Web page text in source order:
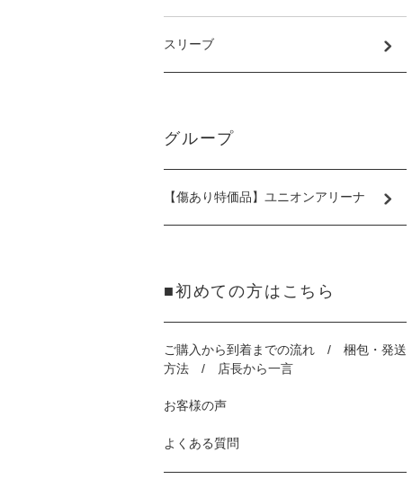
スリーブ
グループ
【傷あり特価品】ユニオンアリーナ
■初めての方はこちら
ご購入から到着までの流れ / 梱包・発送
方法 / 店長から一言
お客様の声
よくある質問